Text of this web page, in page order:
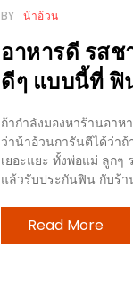
BY น้าอ้วน
อาหารดี รส
ดีๆ แบบนี้ที่ ฟิ
ถ้ากำลังมองหาร้านอา
ว่าน้าอ้วนการันตีได้ว่าถ้
เยอะแยะ ทั้งพ่อแม่ ลูกๆ
แล้วรับประกันฟิน กับร้
Read More